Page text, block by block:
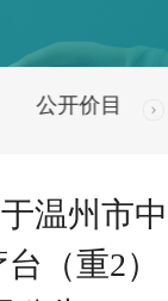
公开价目
温州市中
（重2）